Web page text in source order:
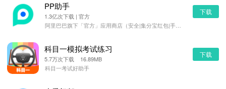
PP助手
1.3亿次下载 | 官方
下载
科目一模拟考试练习
5.7万次下载 16.89MB
科目一考试好助手
下载